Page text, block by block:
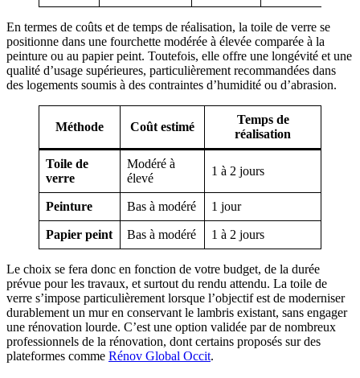
En termes de coûts et de temps de réalisation, la toile de verre se
positionne dans une fourchette modérée à élevée comparée à la
peinture ou au papier peint. Toutefois, elle offre une longévité et une
qualité d’usage supérieures, particulièrement recommandées dans
des logements soumis à des contraintes d’humidité ou d’abrasion.
Méthode Coût estimé
Temps de
réalisation
Toile de
verre
Modéré à
élevé
1 à 2 jours
Peinture Bas à modéré 1 jour
Papier peint Bas à modéré 1 à 2 jours
Le choix se fera donc en fonction de votre budget, de la durée
prévue pour les travaux, et surtout du rendu attendu. La toile de
verre s’impose particulièrement lorsque l’objectif est de moderniser
durablement un mur en conservant le lambris existant, sans engager
une rénovation lourde. C’est une option validée par de nombreux
professionnels de la rénovation, dont certains proposés sur des
plateformes comme Rénov Global Occit.